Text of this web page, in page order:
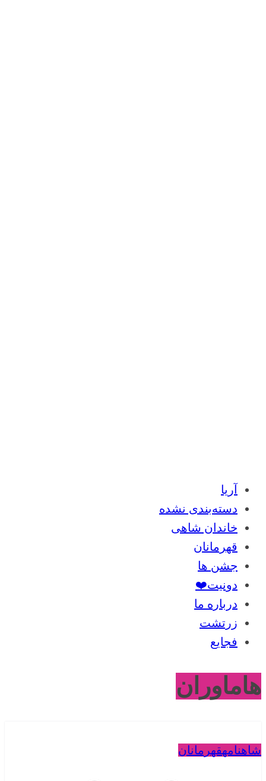
آریا
دسته‌بندی نشده
خاندان شاهی
قهرمانان
جشن ها
دونیت❤️
درباره ما
زرتشت
فجایع
هاماوران
شاهنامهقهرمانان